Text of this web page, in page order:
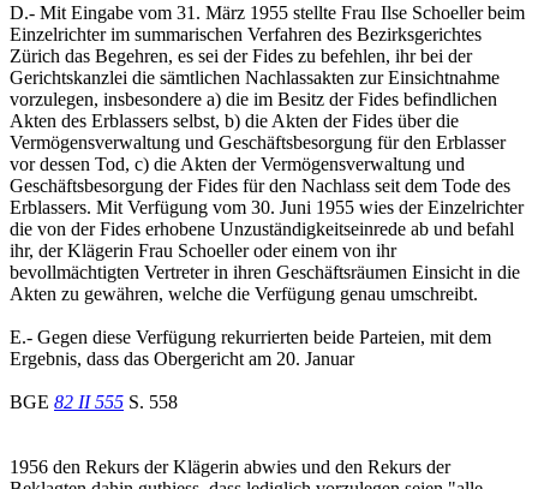
D.- Mit Eingabe vom 31. März 1955 stellte Frau Ilse Schoeller beim
Einzelrichter im summarischen Verfahren des Bezirksgerichtes
Zürich das Begehren, es sei der Fides zu befehlen, ihr bei der
Gerichtskanzlei die sämtlichen Nachlassakten zur Einsichtnahme
vorzulegen, insbesondere a) die im Besitz der Fides befindlichen
Akten des Erblassers selbst, b) die Akten der Fides über die
Vermögensverwaltung und Geschäftsbesorgung für den Erblasser
vor dessen Tod, c) die Akten der Vermögensverwaltung und
Geschäftsbesorgung der Fides für den Nachlass seit dem Tode des
Erblassers. Mit Verfügung vom 30. Juni 1955 wies der Einzelrichter
die von der Fides erhobene Unzuständigkeitseinrede ab und befahl
ihr, der Klägerin Frau Schoeller oder einem von ihr
bevollmächtigten Vertreter in ihren Geschäftsräumen Einsicht in die
Akten zu gewähren, welche die Verfügung genau umschreibt.
E.- Gegen diese Verfügung rekurrierten beide Parteien, mit dem
Ergebnis, dass das Obergericht am 20. Januar
BGE 82 II 555 S. 558
1956 den Rekurs der Klägerin abwies und den Rekurs der